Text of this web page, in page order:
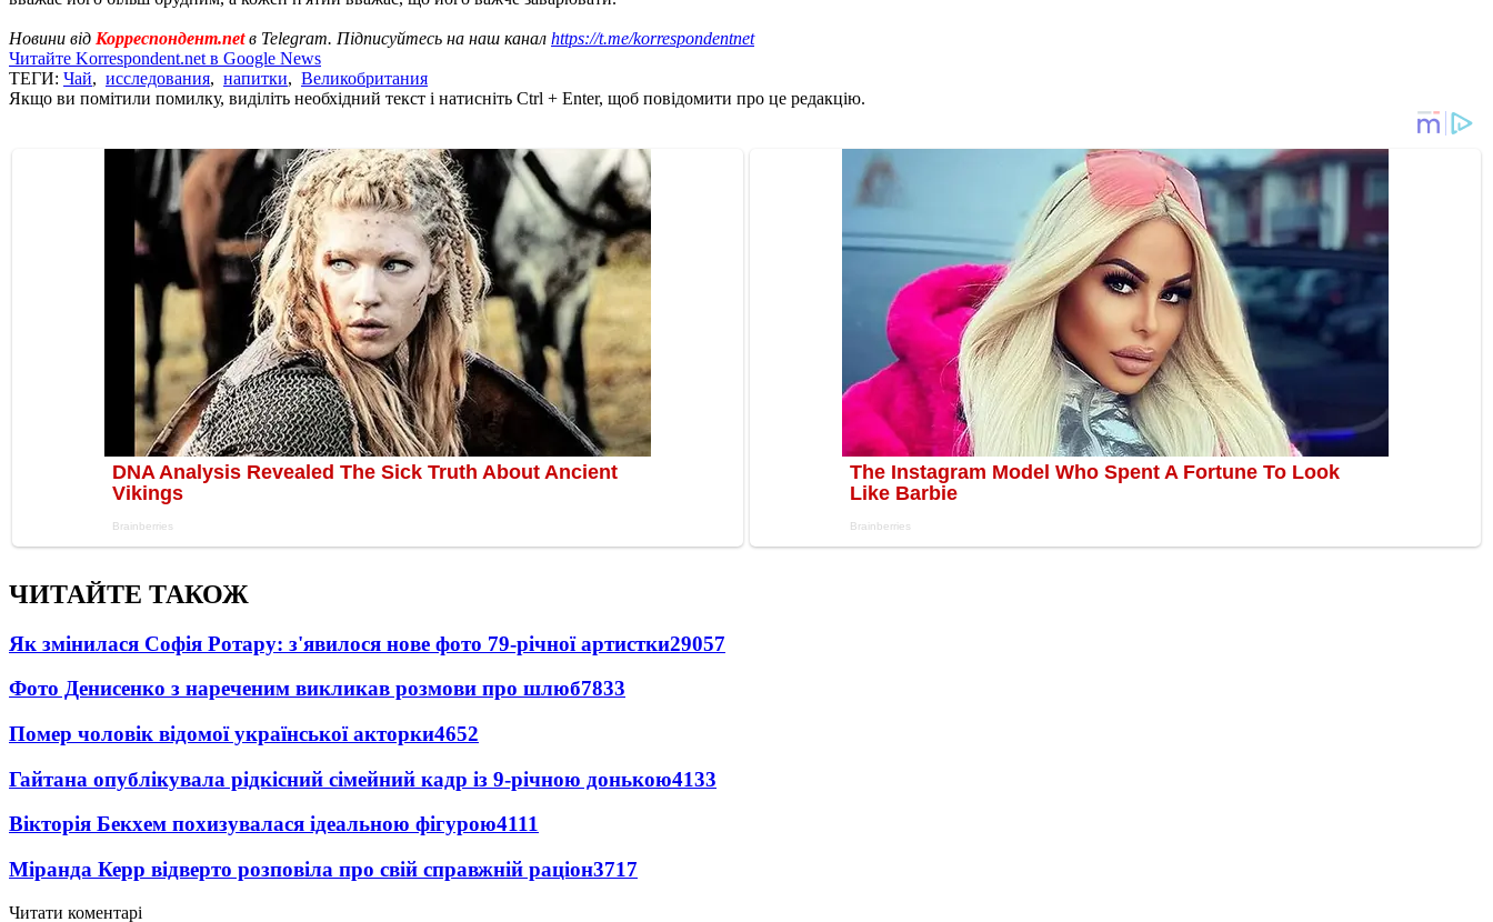
Новини від Корреспондент.netв Telegram. Підписуйтесь на наш канал https://t.me/korrespondentnet
Читайте Korrespondent.net в Google News
ТЕГИ: Чай, исследования, напитки, Великобритания
Якщо ви помітили помилку, виділіть необхідний текст і натисніть Ctrl + Enter, щоб повідомити про це редакцію.
ЧИТАЙТЕ ТАКОЖ
Як змінилася Софія Ротару: з'явилося нове фото 79-річної артистки29057
Фото Денисенко з нареченим викликав розмови про шлюб7833
Помер чоловік відомої української акторки4652
Гайтана опублікувала рідкісний сімейний кадр із 9-річною донькою4133
Вікторія Бекхем похизувалася ідеальною фігурою4111
Міранда Керр відверто розповіла про свій справжній раціон3717
Читати коментарі